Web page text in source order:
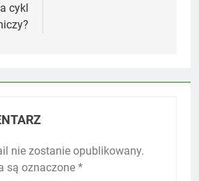
cykl
nie zostanie opublikowany.
są oznaczone *